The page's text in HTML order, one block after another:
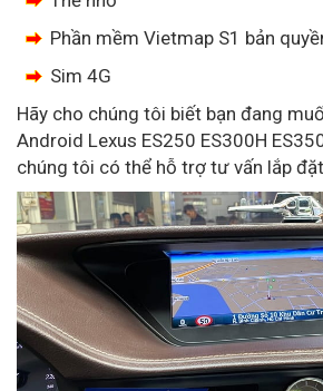
Phần mềm Vietmap S1 bản
Sim 4G
Hãy cho chúng tôi biết bạn đang
Android Lexus ES250 ES300H
chúng tôi có thể hỗ trợ tư vấn lắp